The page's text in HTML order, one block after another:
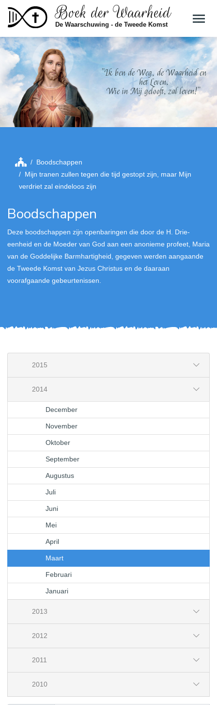
Skip to main contentBoek der Waarheid
De Waarschuwing - de Tweede Komst
"Ik ben de Weg, de Waarheid en
het Leven.
Wie in Mij gelooft, zal leven!"
Boodschappen
Mijn tranen zullen tegen die tijd gestopt zijn, maar Mijn
verdriet zal eindeloos zijn
Boodschappen
Deze boodschappen zijn openbaringen die door de H. Drie-
eenheid en de Moeder van God aan een anonieme profeet, Maria
van de Goddelijke Barmhartigheid, gegeven werden aangaande
de Tweede Komst van Jezus Christus en de daaraan
voorafgaande gebeurtenissen.
2015
2014
December
November
Oktober
September
Augustus
Juli
Juni
Mei
April
Maart
Februari
Januari
2013
2012
2011
2010